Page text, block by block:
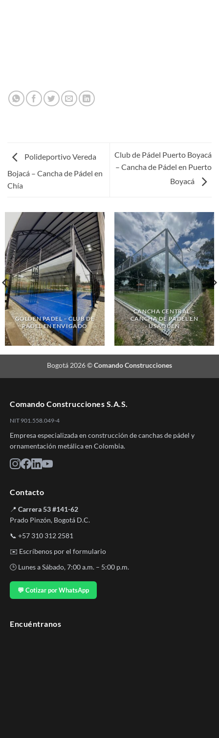
Polideportivo Vereda
Bojacá – Cancha de Pádel en
Chía
Club de Pádel Puerto Boyacá
– Cancha de Pádel en Puerto
Boyacá
GOLDEN PADEL – CLUB DE
PÁDEL EN ENVIGADO
CANCHA CENTRAL –
CANCHA DE PÁDEL EN
USAQUEN
Bogotá 2026 ©Comando Construcciones
Comando Construcciones S.A.S.
NIT 901.558.049-4
Empresa especializada en construcción de canchas de pádel y
ornamentación metálica en Colombia.
Contacto
📍 Carrera 53 #141-62
Prado Pinzón, Bogotá D.C.
📞 +57 310 312 2581
✉️ Escríbenos por el formulario
🕒 Lunes a Sábado, 7:00 a.m. – 5:00 p.m.
💬 Cotizar por WhatsApp
Encuéntranos